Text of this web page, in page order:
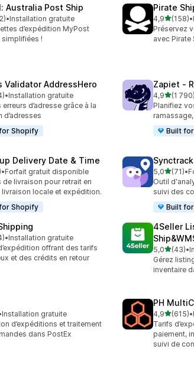
Australia Post Ship
sur 5
total
•Installation gratuite
d’expédition MyPost
!
Pirate
4,9étoile(s)
(158)
158 avis au
•
Préservez
avec Pirate
Validator AddressHero
sur 5
total
•Installation gratuite
erreurs d’adresse grâce à la
d’adresses
Shopify
Zapiet ‑
4,9étoile(s)
(1 790)
1790 avis
Planifiez
Built
Delivery Date & Time
sur 5
total
•Forfait gratuit disponible
de livraison pour retrait en
livraison locale et expédition.
Shopify
5,0étoile(s)
(71)
71 avis au
•
Outil
suivi des
Built
sur 5
total
•Installation gratuite
offrant des tarifs
et des crédits en retour
4Seller
5,0étoile(s)
(43)
43 avis au•
Gérez
inventaire
sur 5
total
Installation gratuite
d’expéditions et traitement
dans PostEx
PH
4,9étoile(s)
(615)
615 avis au
•
Tarifs
paiement,
suivi de